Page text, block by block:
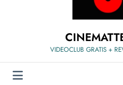
VIDEOCLUB GRATIS +